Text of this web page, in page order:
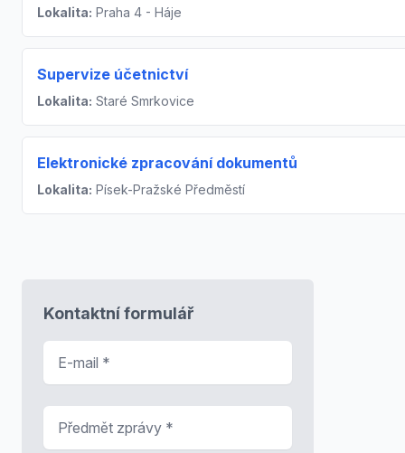
Lokalita: Praha 4 - Háje
Supervize účetnictví
Lokalita: Staré Smrkovice
Elektronické zpracování dokumentů
Lokalita: Písek-Pražské Předměstí
Kontaktní formulář